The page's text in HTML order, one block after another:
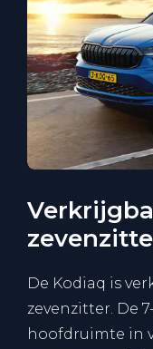
De Kodiaq is
zevenzitter. De
hoofdruimte in